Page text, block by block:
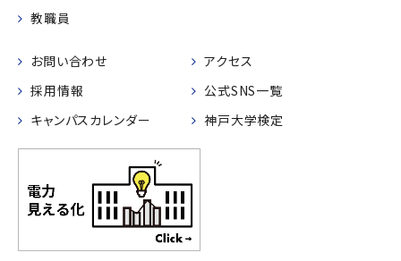
教職員
お問い合わせ
アクセス
採用情報
公式SNS一覧
キャンパスカレンダー
神戸大学検定